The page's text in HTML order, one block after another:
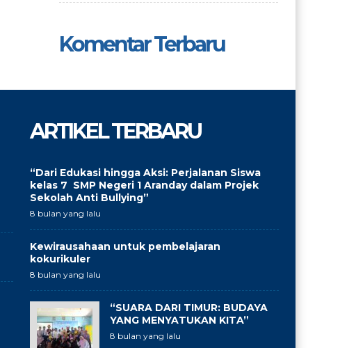
Komentar Terbaru
ARTIKEL TERBARU
“Dari Edukasi hingga Aksi: Perjalanan Siswa
kelas 7 SMP Negeri 1 Aranday dalam Projek
Sekolah Anti Bullying”
8 bulan yang lalu
Kewirausahaan untuk pembelajaran
kokurikuler
8 bulan yang lalu
“SUARA DARI TIMUR: BUDAYA
YANG MENYATUKAN KITA”
8 bulan yang lalu